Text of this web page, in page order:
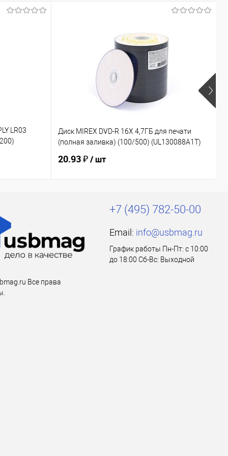
LR03
Диск MIREX DVD-R 16Х 4,7ГБ для печати
(полная заливка) (100/500) (UL130088A1T)
20.93 ₽/ шт
Все права
+7 (495) 782-50-00
Email: info@usbmag.ru
График работы Пн-Пт: с 10:00
до 18:00 Сб-Вс: Выходной